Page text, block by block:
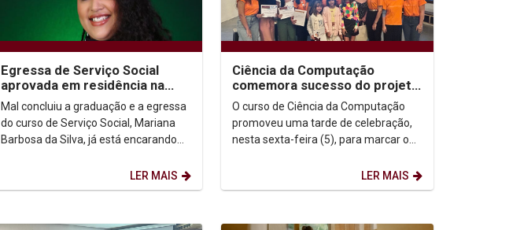
Egressa de Serviço Social
aprovada em residência na
área de Saúde
Mal concluiu a graduação e a egressa
do curso de Serviço Social, Mariana
Barbosa da Silva, já está encarando
LER MAIS
Ciência da Computação
comemora sucesso do projeto
de extensão "Technovation for
Girls 2023"
O curso de Ciência da Computação
promoveu uma tarde de celebração,
nesta sexta-feira (5), para marcar o
LER MAIS